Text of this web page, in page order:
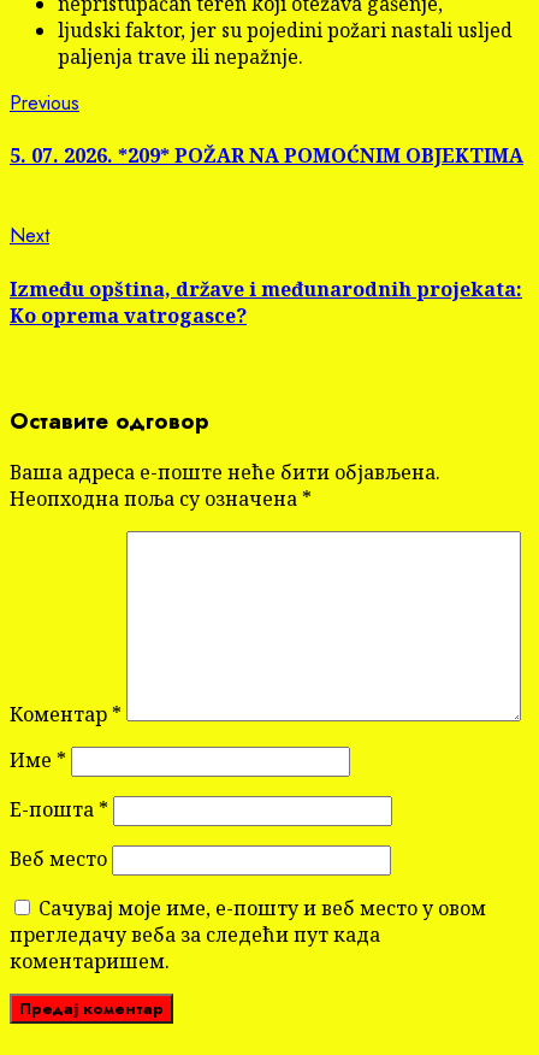
ljudski faktor, jer su pojedini požari nastali usljed
paljenja trave ili nepažnje.
Continue
Reading
Previous
5. 07. 2026. *209* POŽAR NA POMOĆNIM OBJEKTIMA
NextNext
Između opština, države i međunarodnih projekata:
Ko oprema vatrogasce?
Оставите одговор
Ваша адреса е-поште неће бити објављена.
Неопходна поља су означена *
Коментар *
Име *
Е-пошта *
Веб место
Сачувај моје име, е-пошту и веб место у овом
прегледачу веба за следећи пут када
коментаришем.